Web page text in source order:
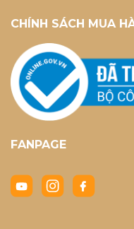
CHÍNH SÁCH MUA
FANPAGE